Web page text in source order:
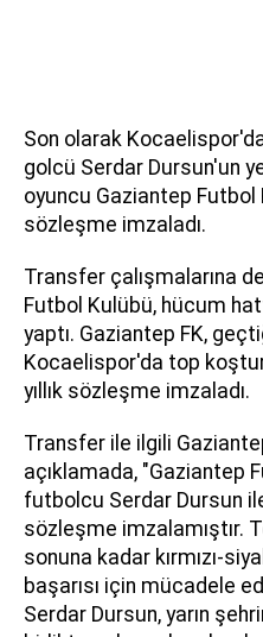
Son olarak
golcü Serdar Dursun'un
oyuncu Gaziantep Futbol
sözleşme imzaladı.
Transfer çalışmalarına
Futbol Kulübü, hücum
yaptı. Gaziantep FK,
Kocaelispor'da top
yıllık sözleşme imzaladı.
Transfer ile ilgili
açıklamada, "Gaziantep
futbolcu Serdar Dursun
sözleşme imzalamıştır.
sonuna kadar kırmızı-
başarısı için mücadele
Serdar Dursun, yarın